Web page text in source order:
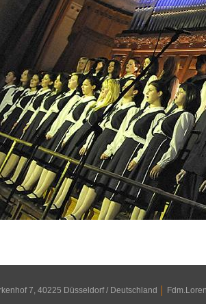
7, 40225 Düsseldorf / Deutschland